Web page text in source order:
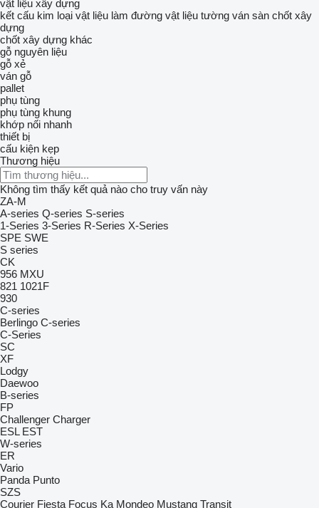
vật liệu xây dựng
kết cấu kim loại vật liệu làm đường vật liệu tường ván sàn chốt xây
dựng
chốt xây dựng khác
gỗ nguyên liệu
gỗ xẻ
ván gỗ
pallet
phụ tùng
phụ tùng khung
khớp nối nhanh
thiết bị
cấu kiện kẹp
Thương hiệu
Không tìm thấy kết quả nào cho truy vấn này
ZA-M
A-series Q-series S-series
1-Series 3-Series R-Series X-Series
SPE SWE
S series
CK
956 MXU
821 1021F
930
C-series
Berlingo C-series
C-Series
SC
XF
Lodgy
Daewoo
B-series
FP
Challenger Charger
ESL EST
W-series
ER
Vario
Panda Punto
SZS
Courier Fiesta Focus Ka Mondeo Mustang Transit